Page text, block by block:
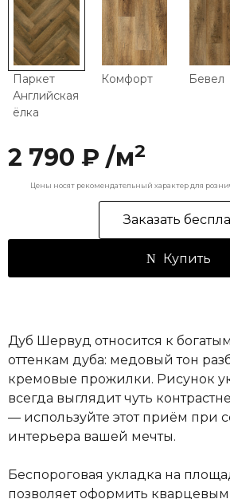
Паркет
Английская
ёлка
Комфорт Бевел
2 790 ₽ /м2
Цены носят рекомендательный характер для
Заказать
Купить
Дуб Шервуд относится к
оттенкам дуба: медовый тон
кремовые прожилки. Рисунок
всегда выглядит чуть
— используйте этот приём при
интерьера вашей мечты.
Беспороговая укладка на
позволяет оформить